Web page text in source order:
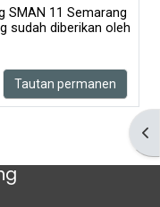
SMAN 11 Semarang
sudah diberikan oleh
Tautan permanen